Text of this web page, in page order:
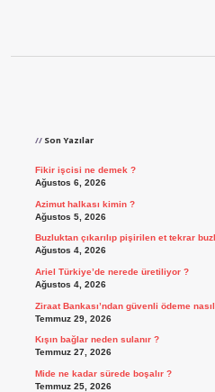
Son Yazılar
Fikir işcisi ne demek ?
Ağustos 6, 2026
Azimut halkası kimin ?
Ağustos 5, 2026
Buzluktan çıkarılıp pişirilen et tekrar
Ağustos 4, 2026
Ariel Türkiye’de nerede üretiliyor ?
Ağustos 4, 2026
Ziraat Bankası’ndan güvenli ödeme nasıl
Temmuz 29, 2026
Kışın bağlar neden sulanır ?
Temmuz 27, 2026
Mide ne kadar sürede boşalır ?
Temmuz 25, 2026